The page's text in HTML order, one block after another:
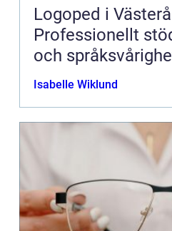
Logoped i
Professionellt
och
Isabelle Wiklund